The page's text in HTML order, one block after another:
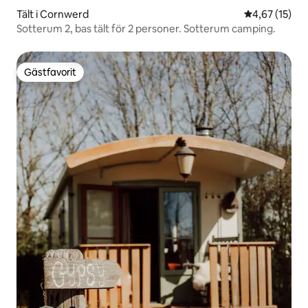
Tält i Cornwerd 4,67 av 5 i
4,67 (15)
Sotterum 2, bas tält för 2 personer. Sotterum camping.
Gästfavorit
Gästfavorit